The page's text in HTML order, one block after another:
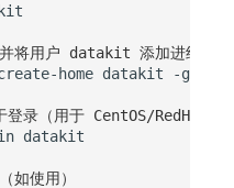
将用户 datakit 添加进组
home datakit -g
录（用于 CentOS/RedHat
使用）